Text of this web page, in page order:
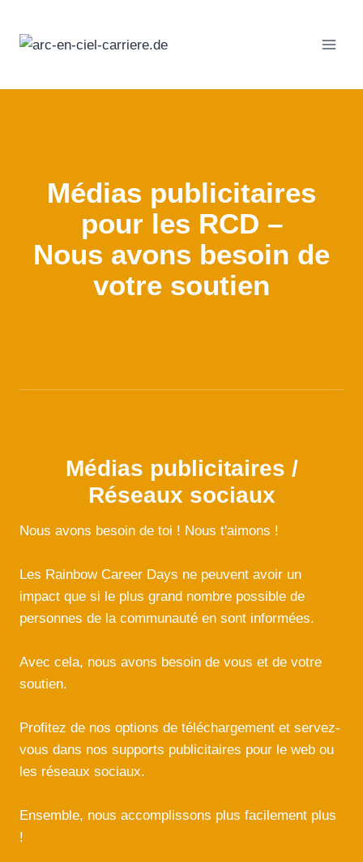
contenu
Médias publicitaires
pour les RCD –
Nous avons besoin de
votre soutien
Médias publicitaires /
Réseaux sociaux
Nous avons besoin de toi ! Nous t'aimons !
Les Rainbow Career Days ne peuvent avoir un
impact que si le plus grand nombre possible de
personnes de la communauté en sont informées.
Avec cela, nous avons besoin de vous et de votre
soutien.
Profitez de nos options de téléchargement et servez-
vous dans nos supports publicitaires pour le web ou
les réseaux sociaux.
Ensemble, nous accomplissons plus facilement plus
!